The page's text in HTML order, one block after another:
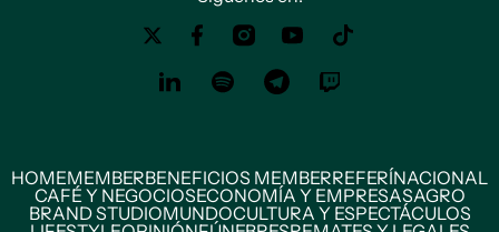
HOMEMEMBERBENEFICIOS MEMBERREFERÍNACIONAL
CAFÉ Y NEGOCIOSECONOMÍA Y EMPRESASAGRO
BRAND STUDIOMUNDOCULTURA Y ESPECTÁCULOS